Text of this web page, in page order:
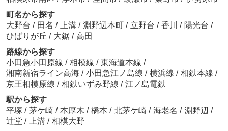
約677m／9分
ホームストアヤマシタ
約737m／10分
町名から探す
大野台 / 田名 / 上溝 / 淵野辺本町 / 立野台 / 香川 / 陽光台 /
ひばりが丘 / 大鋸 / 高田
路線から探す
小田急小田原線 / 相模線 / 東海道本線 /
湘南新宿ライン高海 / 小田急江ノ島線 / 横浜線 / 相鉄本線 /
京王相模原線 / 相鉄いずみ野線 / 江ノ島電鉄
駅から探す
平塚 / 茅ケ崎 / 本厚木 / 橋本 / 北茅ケ崎 / 海老名 / 淵野辺 /
辻堂 / 上溝 / 相模大野